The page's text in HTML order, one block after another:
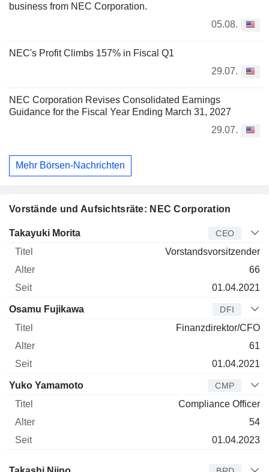
business from NEC Corporation.
05.08.
NEC's Profit Climbs 157% in Fiscal Q1
29.07.
NEC Corporation Revises Consolidated Earnings
Guidance for the Fiscal Year Ending March 31, 2027
29.07.
Mehr Börsen-Nachrichten
Vorstände und Aufsichtsräte: NEC Corporation
Manager Titel Alter
Takayuki Morita CEO
Vorstandsvorsitzender
66
01.04.2021
Osamu Fujikawa DFI
Finanzdirektor/CFO
61
01.04.2021
Yuko Yamamoto CMP
Compliance Officer
54
01.04.2023
Verwaltungsratsmitglied